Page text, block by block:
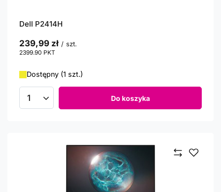
Dell P2414H
239,99 zł / szt.
2399.90 PKT
Dostępny (1 szt.)
Ilość produktów Do koszyka